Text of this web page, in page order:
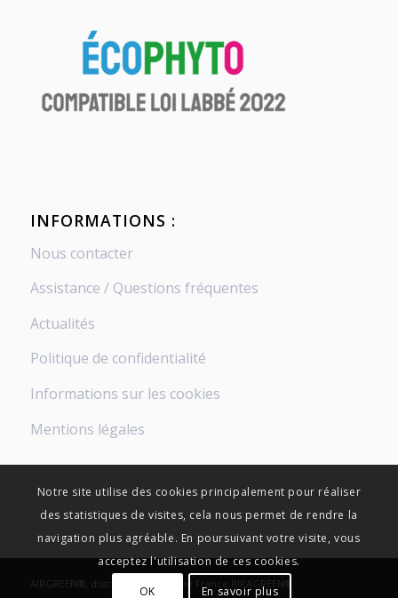
INFORMATIONS :
Nous contacter
Assistance / Questions fréquentes
Actualités
Politique de confidentialité
Informations sur les cookies
Mentions légales
AIRGREEN®, distribution exclusive France RIPAGREEN®
Notre site utilise des cookies principalement pour réaliser
des statistiques de visites, cela nous permet de rendre la
navigation plus agréable. En poursuivant votre visite, vous
acceptez l'utilisation de ces cookies.
OK En savoir plus